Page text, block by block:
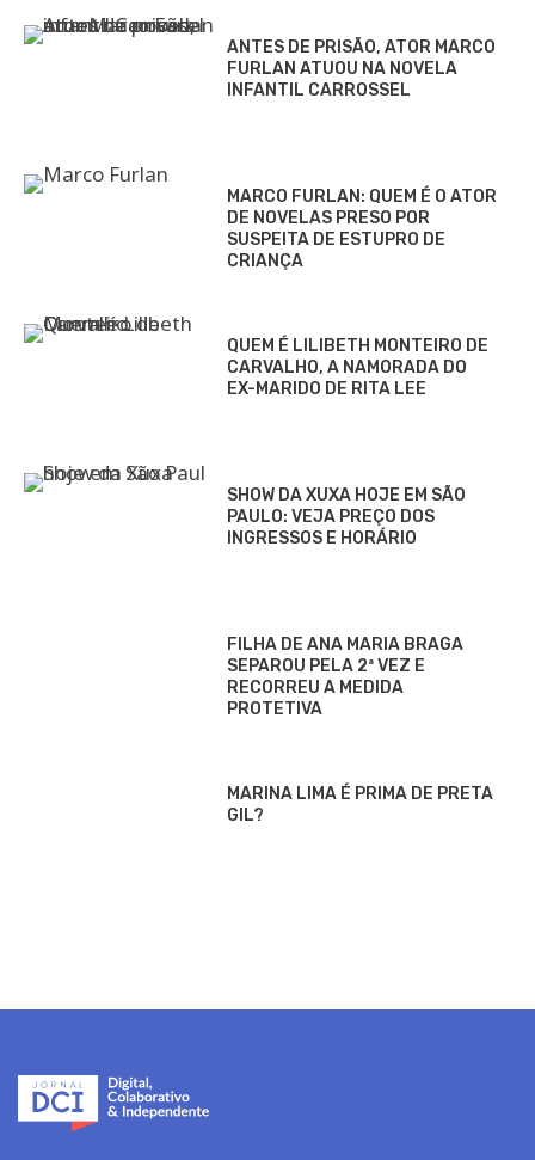
ANTES DE PRISÃO, ATOR MARCO
FURLAN ATUOU NA NOVELA
INFANTIL CARROSSEL
MARCO FURLAN: QUEM É O ATOR
DE NOVELAS PRESO POR
SUSPEITA DE ESTUPRO DE
CRIANÇA
QUEM É LILIBETH MONTEIRO DE
CARVALHO, A NAMORADA DO
EX-MARIDO DE RITA LEE
SHOW DA XUXA HOJE EM SÃO
PAULO: VEJA PREÇO DOS
INGRESSOS E HORÁRIO
FILHA DE ANA MARIA BRAGA
SEPAROU PELA 2ª VEZ E
RECORREU A MEDIDA
PROTETIVA
MARINA LIMA É PRIMA DE PRETA
GIL?